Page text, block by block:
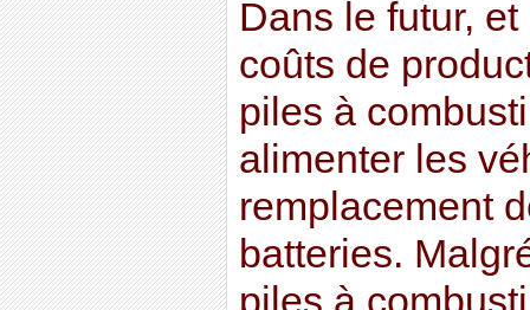
Dans le futur,
coûts de
piles à
alimenter les
remplacement
batteries.
piles à